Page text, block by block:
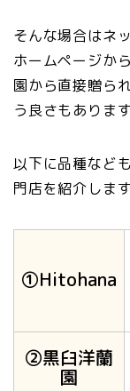
そんな場合はネ
ホームページか
園から直接贈ら
う良さもあります
以下に品種など
門店を紹介します
①Hitohana
②黒臼洋蘭
園